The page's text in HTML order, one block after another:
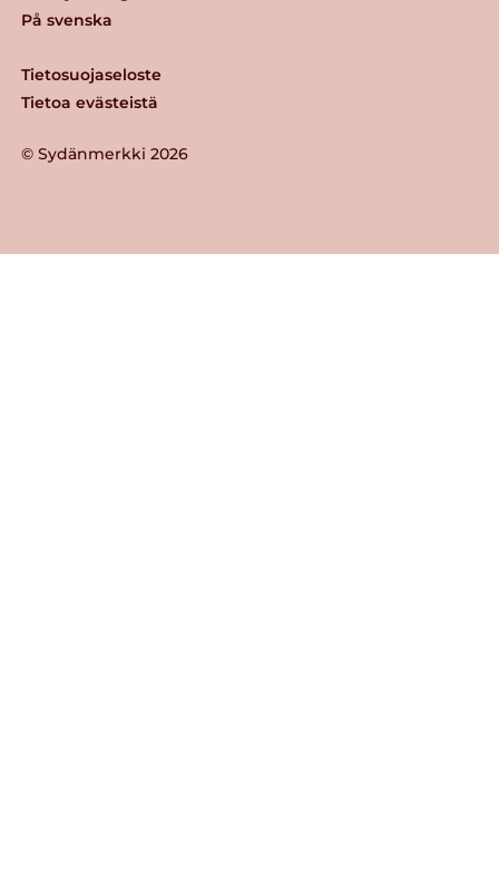
© Sydänmerkki 2026
Tietosuojaseloste
Tietoa evästeistä
På svenska